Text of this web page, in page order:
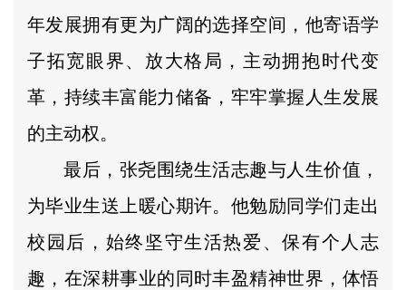
年发展拥有更为广阔的选择空间，他寄语学
子拓宽眼界、放大格局，主动拥抱时代变
革，持续丰富能力储备，牢牢掌握人生发展
的主动权。
最后，张尧围绕生活志趣与人生价值，
为毕业生送上暖心期许。他勉励同学们走出
校园后，始终坚守生活热爱、保有个人志
趣，在深耕事业的同时丰盈精神世界，体悟